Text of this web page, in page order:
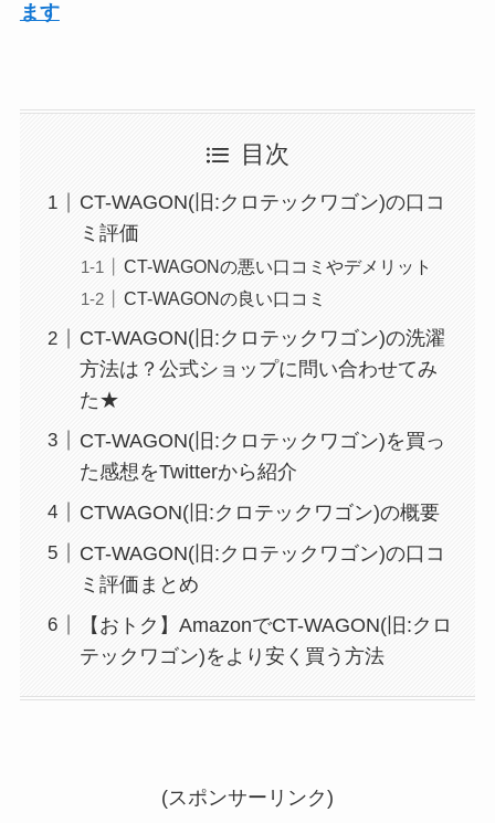
ます
目次
CT-WAGON(旧:クロテックワゴン)の口コ
ミ評価
CT-WAGONの悪い口コミやデメリット
CT-WAGONの良い口コミ
CT-WAGON(旧:クロテックワゴン)の洗濯
方法は？公式ショップに問い合わせてみ
た★
CT-WAGON(旧:クロテックワゴン)を買っ
た感想をTwitterから紹介
CTWAGON(旧:クロテックワゴン)の概要
CT-WAGON(旧:クロテックワゴン)の口コ
ミ評価まとめ
【おトク】AmazonでCT-WAGON(旧:クロ
テックワゴン)をより安く買う方法
(スポンサーリンク)